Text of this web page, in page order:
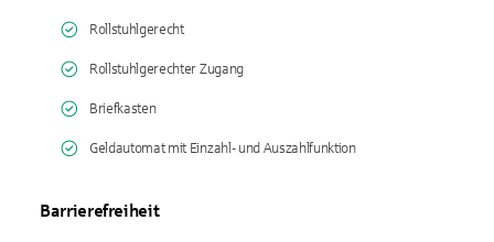
Rollstuhlgerecht
Rollstuhlgerechter Zugang
Briefkasten
Geldautomat mit Einzahl- und Auszahlfunktion
Barrierefreiheit